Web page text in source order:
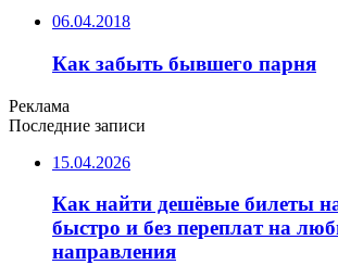
06.04.2018
Как забыть бывшего парня
Реклама
Последние записи
15.04.2026
Как найти дешёвые билеты
быстро и без переплат на
направления